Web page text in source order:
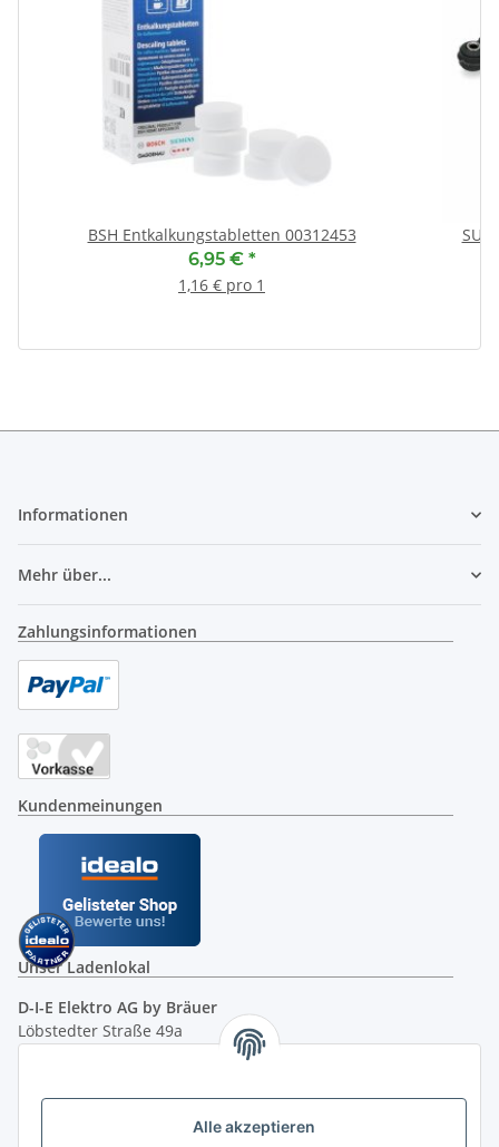
Alle akzeptieren
BSH Entkalkungstabletten 00312453
6,95 € *
1,16 € pro 1
Informationen
Mehr über...
Zahlungsinformationen
Kundenmeinungen
Unser Ladenlokal
D-I-E Elektro AG by Bräuer
Löbstedter Straße 49a
( siehe Google-Maps )
Öffnungszeiten:
10.00 - 18.00 Uhr